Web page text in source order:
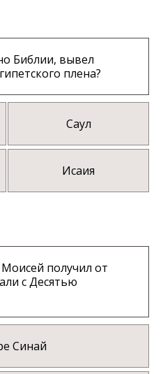
Библии, вывел
плена?
Саул
Исаия
получил от
с Десятью
Синай